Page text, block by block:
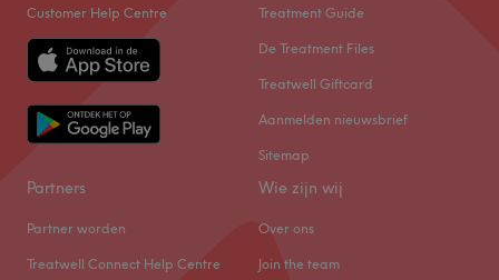
Customer Help Centre Treatment Guide
De Treatment Files
Treatwell Giftcard
Aanmelden nieuwsbrief
Sitemap
Partners
Partner worden
Treatwell Connect Help Centre
Wie zijn wij
Over ons
Join the team